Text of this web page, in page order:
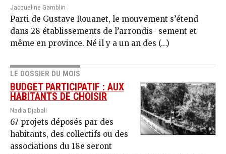
Jacqueline Gamblin
Parti de Gustave Rouanet, le mouvement s’étend
dans 28 établissements de l’arrondis- sement et
même en province. Né il y a un an des (…)
LE DOSSIER DU MOIS
BUDGET PARTICIPATIF : AUX
HABITANTS DE CHOISIR
Nadia Djabali
67 projets déposés par des
habitants, des collectifs ou des
associations du 18e seront